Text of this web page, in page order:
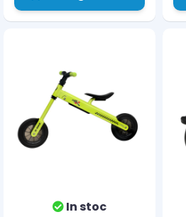
In stoc